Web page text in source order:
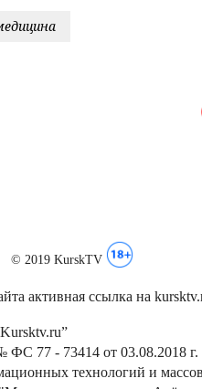
© 2019 KurskTV
активная ссылка на
77 - 73414 от 03.08.2018 г.
технологий и